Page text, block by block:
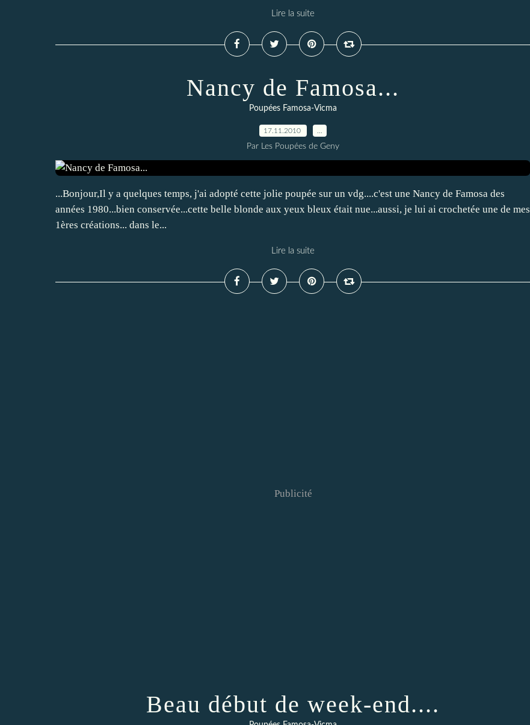
Lire la suite
Nancy de Famosa...
Poupées Famosa-Vicma
17.11.2010
Par Les Poupées de Geny
...Bonjour,Il y a quelques temps, j'ai adopté cette jolie poupée sur un vdg....c'est une Nancy de Famosa des
années 1980...bien conservée...cette belle blonde aux yeux bleux était nue...aussi, je lui ai crochetée une de mes
1ères créations... dans le...
Lire la suite
Publicité
Beau début de week-end....